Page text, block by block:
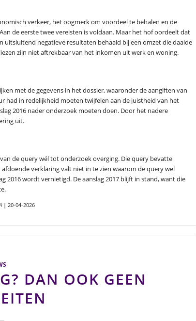
verkeer, het oogmerk om voordeel te behalen en de
de eerste twee vereisten is voldaan. Maar het hof oordeelt dat
negatieve resultaten behaald bij een omzet die daalde
zijn niet aftrekbaar van het inkomen uit werk en woning.
met de gegevens in het dossier, waaronder de aangiften van
had in redelijkheid moeten twijfelen aan de juistheid van het
2016 nader onderzoek moeten doen. Door het nadere
uit.
de query wél tot onderzoek overging. Die query bevatte
verklaring valt niet in te zien waarom de query wel
2016 wordt vernietigd. De aanslag 2017 blijft in stand, want die
| 20-04-2026
DAN OOK GEEN